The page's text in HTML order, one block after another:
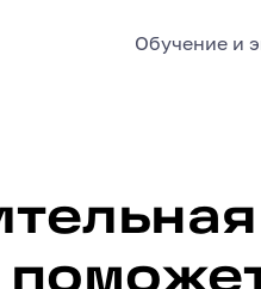
Обучение и